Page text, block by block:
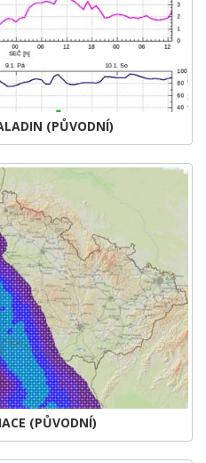
(PŮVODNÍ)
(PŮVODNÍ)